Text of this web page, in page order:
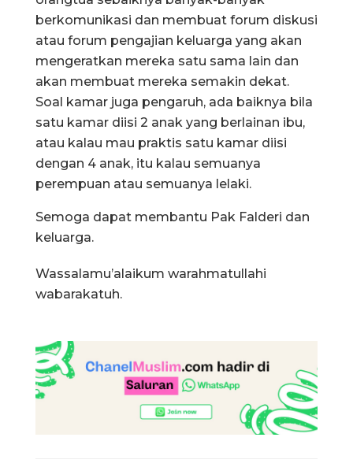
berkomunikasi dan membuat forum diskusi
atau forum pengajian keluarga yang akan
mengeratkan mereka satu sama lain dan
akan membuat mereka semakin dekat.
Soal kamar juga pengaruh, ada baiknya bila
satu kamar diisi 2 anak yang berlainan ibu,
atau kalau mau praktis satu kamar diisi
dengan 4 anak, itu kalau semuanya
perempuan atau semuanya lelaki.
Semoga dapat membantu Pak Falderi dan
keluarga.
Wassalamu’alaikum warahmatullahi
wabarakatuh.